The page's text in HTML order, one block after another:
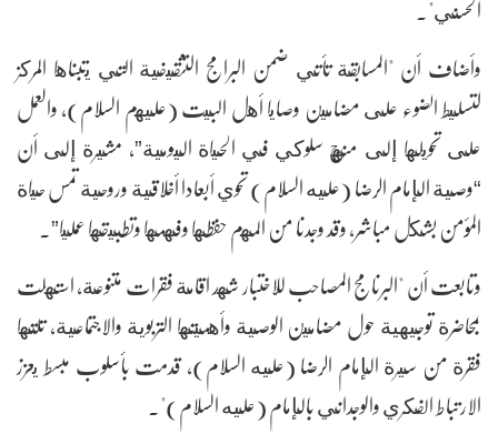
وأضاف أن "المسابقة تأتي ضمن البرامج التثقيفية التي يتبناها المركز
لتسليط الضوء على مضامين وصايا أهل البيت (عليهم السلام)، والعمل
على تحويلها إلى منهج سلوكي في الحياة اليومية”، مشيرة إلى أن
“وصية الإمام الرضا (عليه السلام) تحوي أبعادا أخلاقية وروحية تمس حياة
المؤمن بشكل مباشر، وقد وجدنا من المهم حفظها وفهمها وتطبيقها عمليا”.
وتابعت أن "البرنامج المصاحب للاختبار شهد اقامة فقرات متنوعة، استهلت
بمحاضرة توجيهية حول مضامين الوصية وأهميتها التربوية والاجتماعية، تلتها
فقرة من سيرة الإمام الرضا (عليه السلام)، قدمت بأسلوب مبسط يعزز
الارتباط الفكري والوجداني بالإمام (عليه السلام)".